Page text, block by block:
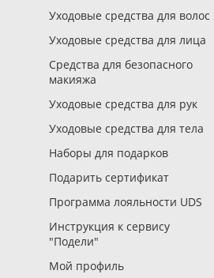
Уходовые средства для волос
Уходовые средства для лица
Средства для безопасного
макияжа
Уходовые средства для рук
Уходовые средства для тела
Наборы для подарков
Подарить сертификат
Программа лояльности UDS
Инструкция к сервису
"Подели"
Мой профиль